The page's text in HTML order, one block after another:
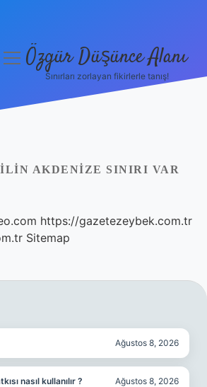
menüyüÖzgür Düşünce Alanı
Sınırları zorlayan fikirlerle tanış!
AKDENIZE SINIRI VAR
https://gazetezeybek.com.tr
Sitemap
Ağustos 8, 2026
nasıl kullanılır ? Ağustos 8, 2026